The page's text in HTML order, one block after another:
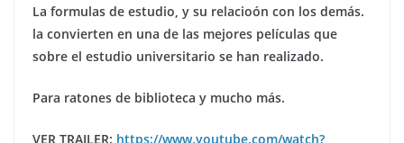
La formulas de estudio, y su relacioón con los demás.
la convierten en una de las mejores películas que
sobre el estudio universitario se han realizado.
Para ratones de biblioteca y mucho más.
VER TRAILER: https://www.youtube.com/watch?